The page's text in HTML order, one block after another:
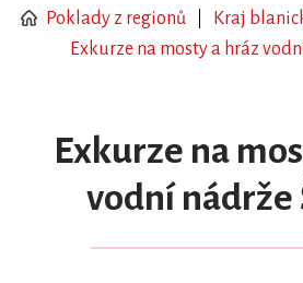
Poklady z regionů Kraj
Exkurze na mosty a hráz
Exkurze na
vodní nádrže